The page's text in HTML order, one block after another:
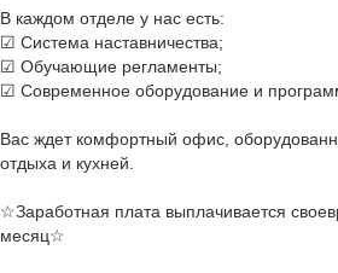
В каждом отделе у нас есть:
☑ Система наставничества;
☑ Обучающие регламенты;
☑ Современное оборудование и
Вас ждет комфортный офис,
отдыха и кухней.
☆Заработная плата выплачивается
месяц☆